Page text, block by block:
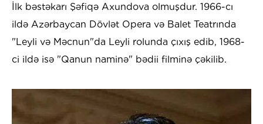
İlk bəstəkarı Şəfiqə Axundova olmuşdur. 1966-cı
ildə Azərbaycan Dövlət Opera və Balet Teatrında
"Leyli və Məcnun"da Leyli rolunda çıxış edib, 1968-
ci ildə isə "Qanun naminə" bədii filminə çəkilib.